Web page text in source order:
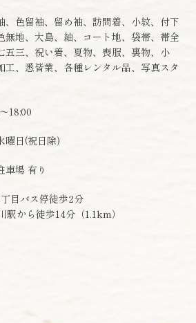
、色留袖、留め袖、訪問着、小紋、付下
無地、大島、紬、コート地、袋帯、帯全
五三、祝い着、夏物、喪服、裏物、小
工、悉皆業、各種レンタル品、写真スタ
18:00
曜日(祝日除)
車場 有り
目バス停徒歩2分
駅から徒歩14分（1.1km）